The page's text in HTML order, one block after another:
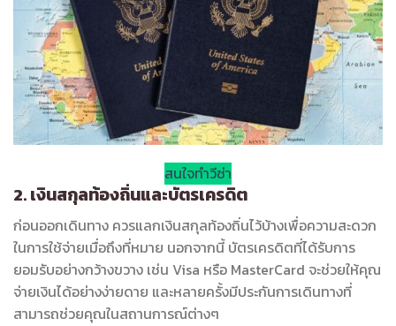
สนใจทำวีซ่า
2. เงินสกุลท้องถิ่นและบัตรเครดิต
ก่อนออกเดินทาง ควรแลกเงินสกุลท้องถิ่นไว้บ้างเพื่อความสะดวก
ในการใช้จ่ายเมื่อถึงที่หมาย นอกจากนี้ บัตรเครดิตที่ได้รับการ
ยอมรับอย่างกว้างขวาง เช่น Visa หรือ MasterCard จะช่วยให้คุณ
จ่ายเงินได้อย่างง่ายดาย และหลายครั้งมีประกันการเดินทางที่
สามารถช่วยคุณในสถานการณ์ต่างๆ